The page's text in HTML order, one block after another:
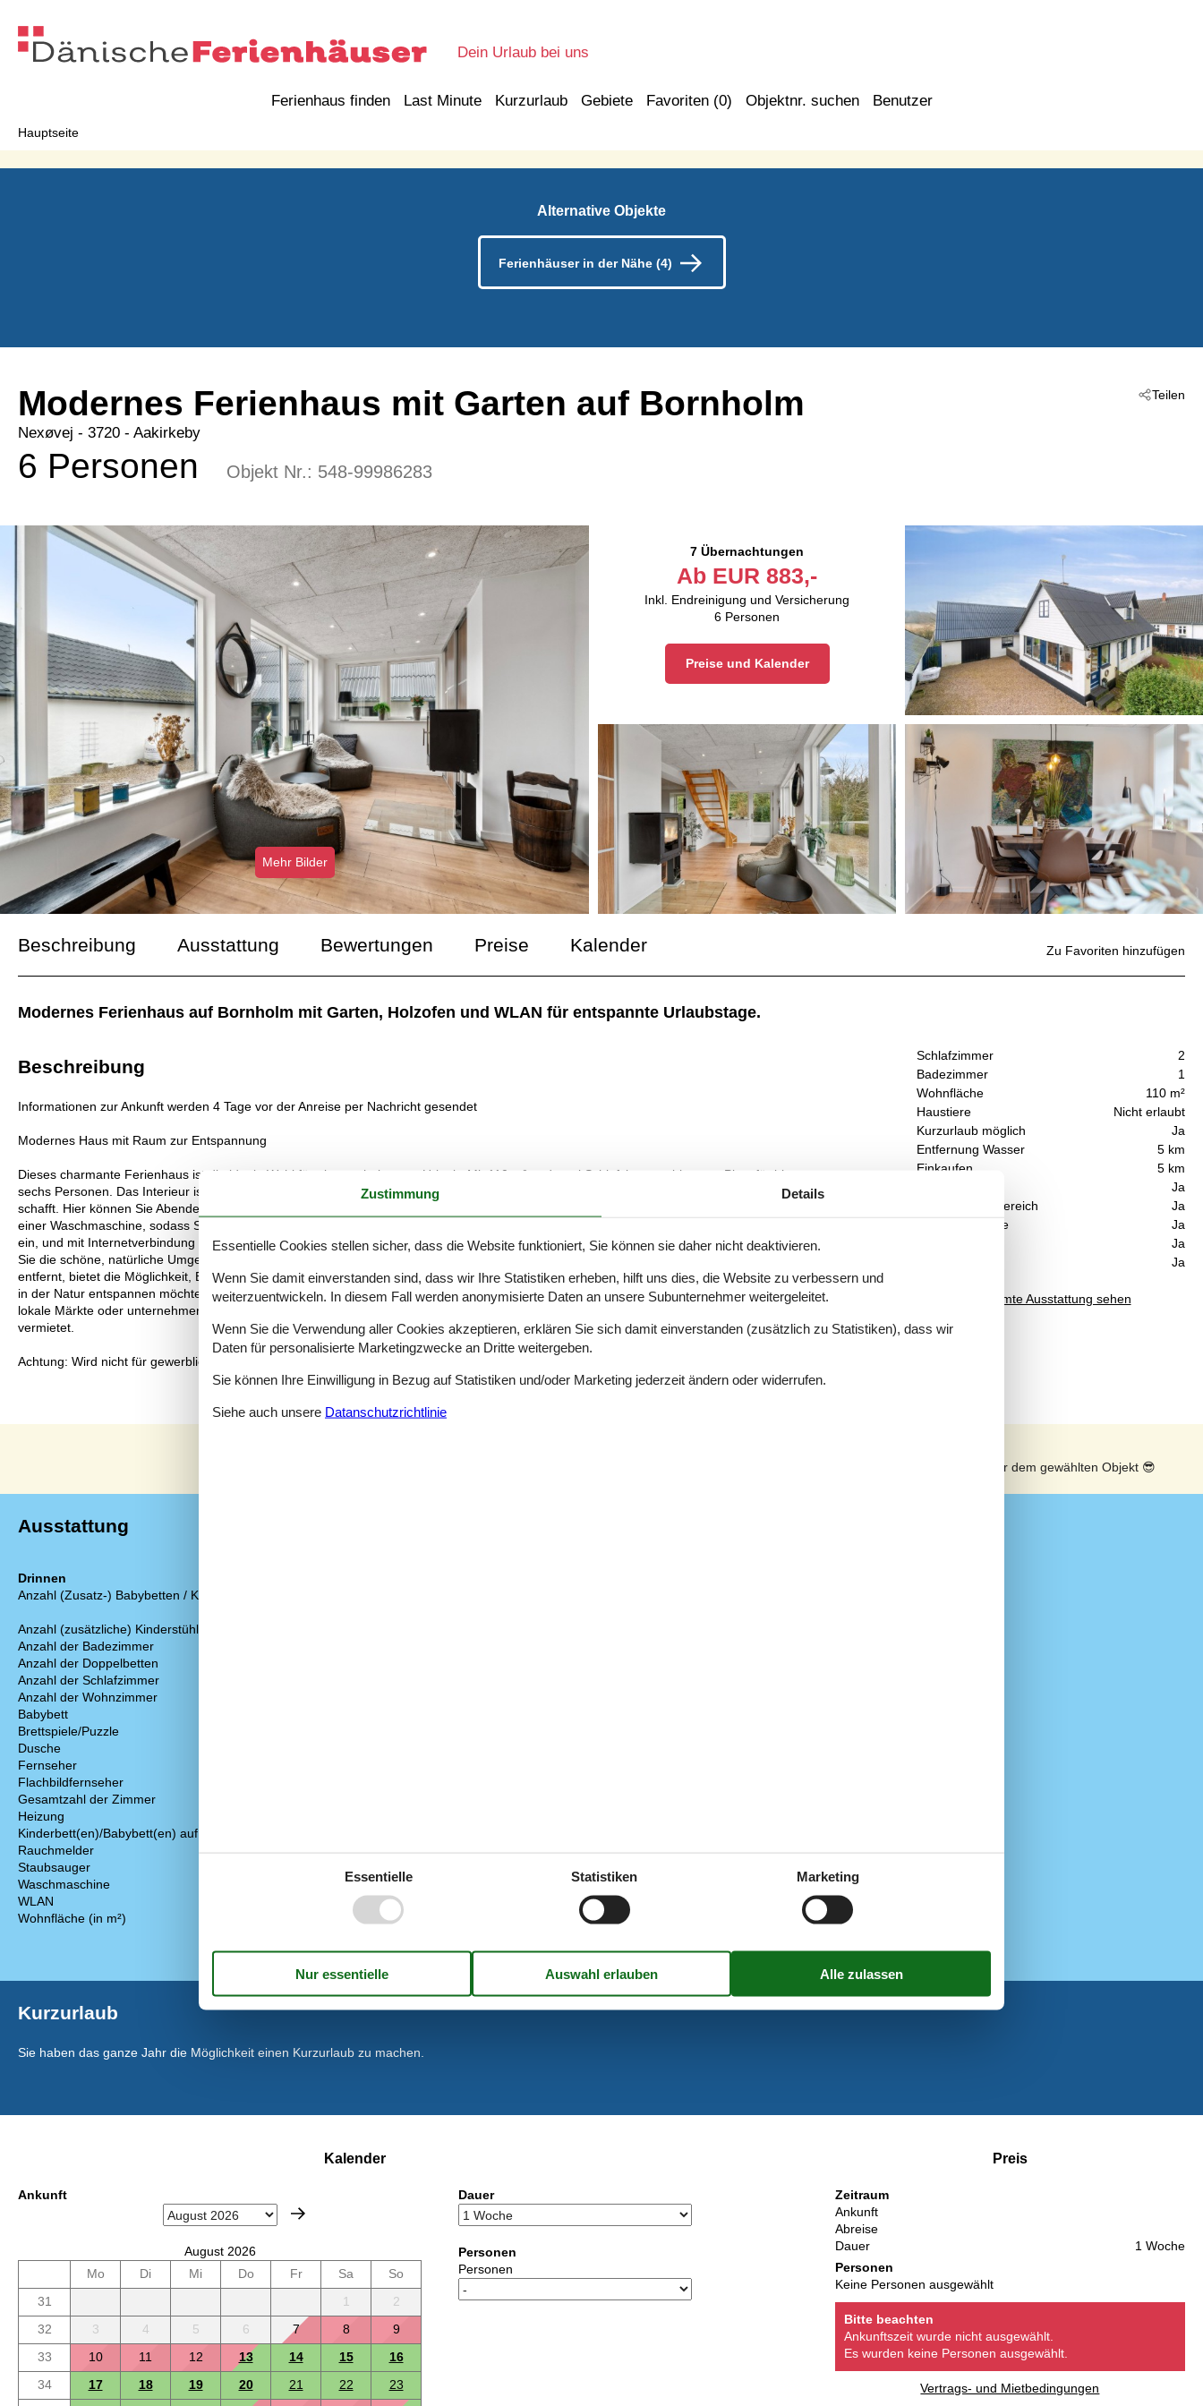
Dein Urlaub bei uns
Ferienhaus finden Last Minute Kurzurlaub Gebiete Favoriten (0) Objektnr. suchen Benutzer
Hauptseite
Alternative Objekte
Ferienhäuser in der Nähe (4)
Teilen
Modernes Ferienhaus mit Garten auf Bornholm
Nexøvej - 3720 - Aakirkeby
6 Personen Objekt Nr.: 548-99986283
Mehr Bilder
7 Übernachtungen
Ab EUR 883,-
Inkl. Endreinigung und Versicherung
6 Personen
Preise und Kalender
Beschreibung Ausstattung Bewertungen Preise Kalender
Modernes Ferienhaus auf Bornholm mit Garten, Holzofen und WLAN für entspannte Urlaubstage.
Schlafzimmer
2
Badezimmer
1
Wohnfläche
110 m²
Haustiere
Nicht erlaubt
Kurzurlaub möglich
Ja
Entfernung Wasser
5 km
Einkaufen
5 km
Ja
Eingezäunter Bereich
Ja
Waschmaschine
Ja
Ja
Ja
Gesamte Ausstattung sehen
Zu Favoriten hinzufügen
Beschreibung
Informationen zur Ankunft werden 4 Tage vor der Anreise per Nachricht gesendet
Modernes Haus mit Raum zur Entspannung
Dieses charmante Ferienhaus ist die ideale Wahl für einen erholsamen Urlaub. Mit 110 m² und zwei Schlafzimmern bietet es Platz für bis zu
sechs Personen. Das Interieur ist hell und einladend, mit einem gemütlichen Wohnzimmer, in dem ein Holzofen eine warme Atmosphäre
schafft. Hier können Sie Abende mit Brettspielen oder einem guten Buch genießen. Die Küche ist gut ausgestattet mit einer Spülmaschine und
einer Waschmaschine, sodass Sie Ihren Urlaub unbeschwert genießen können. Der große Gemeinschaftsbereich lädt zu gemütlichen Stunden
ein, und mit Internetverbindung ist auch Online-Unterhaltung verfügbar. Die Umgebung bietet ein authentisches Bornholm-Erlebnis. Genießen
Sie die schöne, natürliche Umgebung, in der Wälder und Felder eine friedliche Atmosphäre schaffen. Die nahe gelegene Küste, nur 8 km
entfernt, bietet die Möglichkeit, Bornholms fantastische Strände und Felsküsten zu erkunden. Ob Sie gerne wandern, Rad fahren oder einfach
in der Natur entspannen möchten, dieses Ferienziel ist ein perfekter Ausgangspunkt. Entdecken Sie die Geschichte Bornholms, besuchen Sie
lokale Märkte oder unternehmen Sie Ausflüge in die kleinen, charmanten Städte in der Nähe. Achtung: Wird nicht für gewerbliche Nutzung
vermietet.
Achtung: Wird nicht für gewerbliche Nutzung vermietet.
Sonnenstand über dem gewählten Objekt 😎
Ausstattung
Drinnen
Anzahl (Zusatz-) Babybetten / Kinderbetten
Anzahl (zusätzliche) Kinderstühle
Anzahl der Badezimmer
Anzahl der Doppelbetten
Anzahl der Schlafzimmer
Anzahl der Wohnzimmer
Babybett
Brettspiele/Puzzle
Dusche
Fernseher
Flachbildfernseher
Gesamtzahl der Zimmer
Heizung
Kinderbett(en)/Babybett(en) auf Anfrage
Rauchmelder
Staubsauger
Waschmaschine
WLAN
Wohnfläche (in m²)
Parken
Privater Parkplatz
Terrasse
Kurzurlaub
Sie haben das ganze Jahr die Möglichkeit einen Kurzurlaub zu machen.
Kalender
Ankunft
August 2026
Mo
Di Mi Do Fr Sa
So
31
1
2
32
3 4 5 6 7 8
9
33
10 11 12 13 14 15
16
34
17 18 19 20 21 22
23
Dauer
Personen
Personen
Preis
Zeitraum
Ankunft
Abreise
Dauer
1 Woche
Personen
Keine Personen ausgewählt
Bitte beachten
Ankunftszeit wurde nicht ausgewählt.
Es wurden keine Personen ausgewählt.
Vertrags- und Mietbedingungen
Zustimmung Details
Essentielle Cookies stellen sicher, dass die Website funktioniert, Sie können sie daher nicht deaktivieren.
Wenn Sie damit einverstanden sind, dass wir Ihre Statistiken erheben, hilft uns dies, die Website zu verbessern und
weiterzuentwickeln. In diesem Fall werden anonymisierte Daten an unsere Subunternehmer weitergeleitet.
Wenn Sie die Verwendung aller Cookies akzeptieren, erklären Sie sich damit einverstanden (zusätzlich zu Statistiken), dass wir
Daten für personalisierte Marketingzwecke an Dritte weitergeben.
Sie können Ihre Einwilligung in Bezug auf Statistiken und/oder Marketing jederzeit ändern oder widerrufen.
Siehe auch unsere Datanschutzrichtlinie
Essentielle Statistiken Marketing